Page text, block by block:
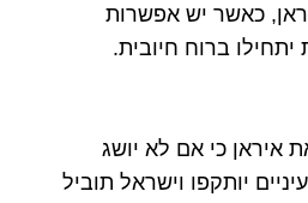
כאשר יש אפשרות
ברוח חיובית.
איראן כי אם לא יושג
יותקפו וישראל תוביל